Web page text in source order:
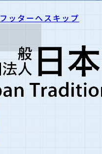
フッターへスキップ